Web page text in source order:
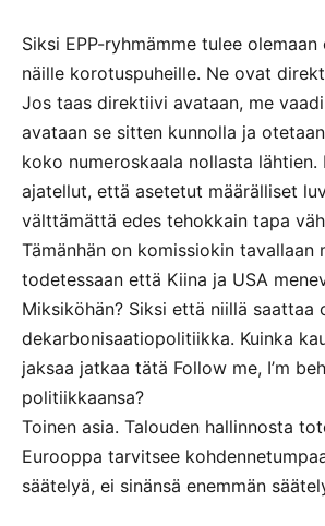
Siksi EPP-ryhmämme tulee
näille korotuspuheille. Ne ovat
Jos taas direktiivi avataan, me
avataan se sitten kunnolla ja
koko numeroskaala nollasta
ajatellut, että asetetut määrälliset
välttämättä edes tehokkain tapa
Tämänhän on komissiokin tavallaan
todetessaan että Kiina ja USA
Miksiköhän? Siksi että niillä saattaa
dekarbonisaatiopolitiikka. Kuinka
jaksaa jatkaa tätä Follow me, I’m
politiikkaansa?
Toinen asia. Talouden hallinnosta
Eurooppa tarvitsee
säätelyä, ei sinänsä enemmän